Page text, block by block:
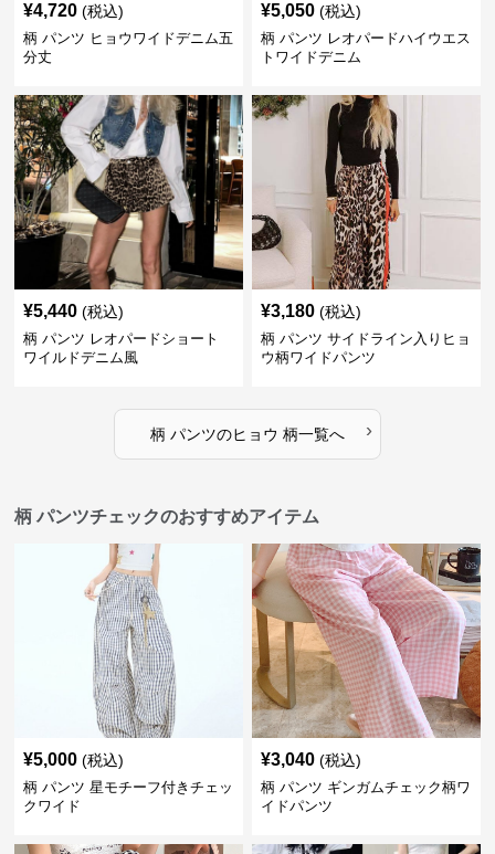
¥4,720 (税込)
柄 パンツ ヒョウワイドデニム五
分丈
¥5,050 (税込)
柄 パンツ レオパードハイウエス
トワイドデニム
¥5,440 (税込)
柄 パンツ レオパードショート
ワイルドデニム風
¥3,180 (税込)
柄 パンツ サイドライン入りヒョ
ウ柄ワイドパンツ
柄 パンツのヒョウ 柄一覧へ ›
柄 パンツチェックのおすすめアイテム
¥5,000 (税込)
柄 パンツ 星モチーフ付きチェッ
クワイド
¥3,040 (税込)
柄 パンツ ギンガムチェック柄ワ
イドパンツ